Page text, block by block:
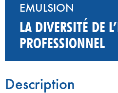
EMULSION
LA DIVERSITÉ DE
PROFESSIONNEL
Description